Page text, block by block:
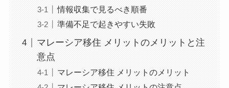
情報収集で見るべき順番
準備不足で起きやすい失敗
マレーシア移住 メリットのメリットと注
意点
マレーシア移住 メリットのメリット